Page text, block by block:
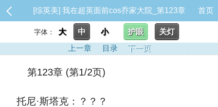
[综英美] 我在超英面前cos乔家大院_第123章 首页
字体： 大 中 小 护眼
关灯
上一章
目录 下一页
第123章 (第1/2页)
托尼·斯塔克：？？？